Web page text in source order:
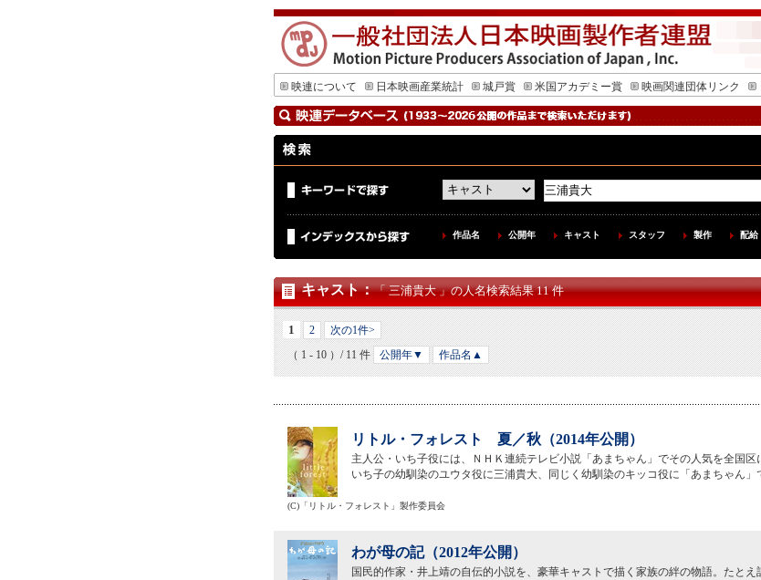
映連について
日本映画産業統計 城戸賞 米国アカデミー賞 映画関連団体リンク
作品名 公開年 キャスト スタッフ 製作 配給
キャスト：「 三浦貴大 」の人名検索結果 11 件
1 2
次の1件>
（ 1 - 10 ）/ 11 件
公開年▼ 作品名▲
リトル・フォレスト 夏／秋（2014年公開）
主人公・いち子役には、ＮＨＫ連続テレビ小説「あまちゃん」でその人気を全国
いち子の幼馴染のユウタ役に三浦貴大、同じく幼馴染のキッコ役に「あまちゃん」
(C)「リトル・フォレスト」製作委員会
わが母の記（2012年公開）
国民的作家・井上靖の自伝的小説を、豪華キャストで描く家族の絆の物語。たと